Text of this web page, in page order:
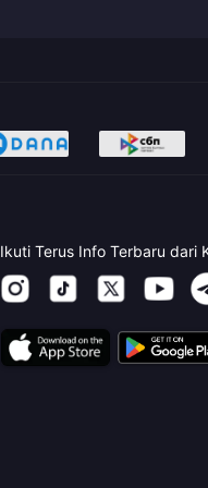
Ikuti Terus Info Terbaru dari